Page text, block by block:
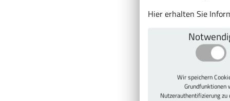
Hier erhalten Sie
Wir speichern
Grundfunktionen
Nutzerauthentifizierung zu